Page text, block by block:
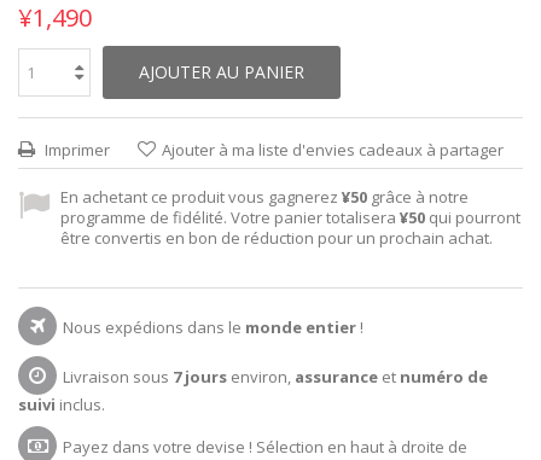
¥1,490
AJOUTER AU PANIER
Imprimer Ajouter à ma liste d'envies cadeaux à partager
En achetant ce produit vous gagnerez ¥50 grâce à notre
programme de fidélité. Votre panier totalisera ¥50 qui pourront
être convertis en bon de réduction pour un prochain achat.
Nous expédions dans le monde entier !
Livraison sous 7 jours environ, assurance et numéro de
suivi inclus.
Payez dans votre devise ! Sélection en haut à droite de